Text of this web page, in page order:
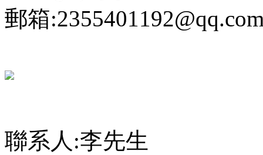
郵箱
聯系人:李先生